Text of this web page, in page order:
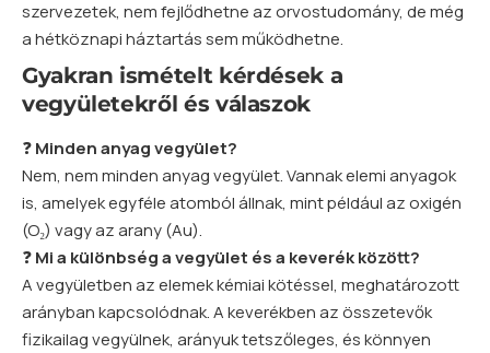
szervezetek, nem fejlődhetne az orvostudomány, de még
a hétköznapi háztartás sem működhetne.
Gyakran ismételt kérdések a
vegyületekről és válaszok
❓Minden anyag vegyület?
Nem, nem minden anyag vegyület. Vannak elemi anyagok
is, amelyek egyféle atomból állnak, mint például azoxigén
(O₂) vagy az arany (Au).
❓Mi a különbség a vegyület és a keverék között?
A vegyületben az elemek kémiai kötéssel, meghatározott
arányban kapcsolódnak. A keverékben az összetevők
fizikailag vegyülnek, arányuk tetszőleges, és könnyen